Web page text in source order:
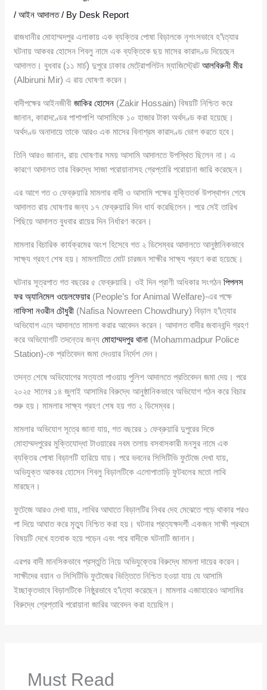
/আইন আদালত/ By Desk Report
রাজধানীর মোহাম্মদপুর এলাকায় এক ব্যক্তির পোষা বিড়ালকে নৃশংসভাবে হ’\ত্যার
ঘটনায় আকবর হোসেন শিবলু নামে এক ব্যক্তিকে ছয় মাসের কারাদণ্ড দিয়েছেন
আদালত। বুধবার (১১ মার্চ) দুপুরে ঢাকার মেট্রোপলিটন ম্যাজিস্ট্রেটআলবিরুনী মীর
(Albiruni Mir) এ রায় ঘোষণা করেন।
বাদীপক্ষের আইনজীবীজাকির হোসেন (Zakir Hossain) বিষয়টি নিশ্চিত করে
জানান, কারাদণ্ডের পাশাপাশি আসামিকে ১০ হাজার টাকা অর্থদণ্ড করা হয়েছে।
অর্থদণ্ড অনাদায়ে তাকে আরও এক মাসের বিনাশ্রম কারাদণ্ড ভোগ করতে হবে।
তিনি আরও জানান, রায় ঘোষণার সময় আসামি আদালতে উপস্থিত ছিলেন না। এ
কারণে আদালত তার বিরুদ্ধে সাজা পরোয়ানাসহ গ্রেপ্তারি পরোয়ানা জারি করেছেন।
এর আগে গত ৩ ফেব্রুয়ারি মামলার বাদী ও আসামি পক্ষের যুক্তিতর্ক উপস্থাপন শেষে
আদালত রায় ঘোষণার জন্য ১৭ ফেব্রুয়ারি দিন ধার্য করেছিলেন। পরে সেই তারিখ
পিছিয়ে আদালত বুধবার রায়ের দিন নির্ধারণ করেন।
মামলার বিচারিক কার্যক্রমের অংশ হিসেবে গত ২ ডিসেম্বর আদালতে আনুষ্ঠানিকভাবে
সাক্ষ্য গ্রহণ শেষ হয়। মামলাটিতে মোট চারজন সাক্ষীর সাক্ষ্য গ্রহণ করা হয়েছে।
ঘটনার সূত্রপাত গত বছরের ৫ ফেব্রুয়ারি। ওই দিন প্রাণী অধিকার সংগঠনপিপলস
ফর অ্যানিমেল ওয়েলফেয়ার (People’s for Animal Welfare)-এর পক্ষে
নাফিসা নওরীন চৌধুরী (Nafisa Nowreen Chowdhury) বিড়াল হ’\ত্যার
অভিযোগ এনে আদালতে মামলা করার আবেদন করেন। আদালত বাদীর জবানবন্দি গ্রহণ
করে অভিযোগটি তদন্তের জন্যমোহাম্মদপুর থানা (Mohammadpur Police
Station)-কে প্রতিবেদন জমা দেওয়ার নির্দেশ দেন।
তদন্ত শেষে অভিযোগের সত্যতা পাওয়ায় পুলিশ আদালতে প্রতিবেদন জমা দেয়। পরে
২০২৫ সালের ১৪ জুলাই আসামির বিরুদ্ধে আনুষ্ঠানিকভাবে অভিযোগ গঠন করে বিচার
শুরু হয়। মামলার সাক্ষ্য গ্রহণ শেষ হয় গত ২ ডিসেম্বর।
মামলার অভিযোগ সূত্রে জানা যায়, গত বছরের ১ ফেব্রুয়ারি দুপুরের দিকে
মোহাম্মদপুরের মুক্তিযোদ্ধা টাওয়ারের নবম তলায় বসবাসকারী মনসুর নামে এক
ব্যক্তির পোষা বিড়ালটি হারিয়ে যায়। পরে ভবনের সিসিটিভি ফুটেজে দেখা যায়,
অভিযুক্ত আকবর হোসেন শিবলু বিড়ালটিকে এলোপাতাড়ি ফুটবলের মতো লাথি
মারছেন।
ফুটেজে আরও দেখা যায়, লাথির আঘাতে বিড়ালটির নিথর দেহ মেঝেতে পড়ে থাকার পরও
পা দিয়ে আঘাত করে মৃত্যু নিশ্চিত করা হয়। ঘটনার প্রত্যক্ষদর্শী একজন সাক্ষী প্রথমে
বিষয়টি দেখে হতবাক হয়ে পড়েন এবং পরে বাদীকে ঘটনাটি জানান।
এরপর বাদী মানসিকভাবে প্রস্তুতি নিয়ে অভিযুক্তের বিরুদ্ধে মামলা দায়ের করেন।
সাক্ষীদের বয়ান ও সিসিটিভি ফুটেজের ভিত্তিতে নিশ্চিত হওয়া যায় যে আসামি
ইচ্ছাকৃতভাবে বিড়ালটিকে নিষ্ঠুরভাবে হ’\ত্যা করেছেন। মামলার এজাহারেও আসামির
বিরুদ্ধে গ্রেপ্তারি পরোয়ানা জারির আবেদন করা হয়েছিল।
Must Read